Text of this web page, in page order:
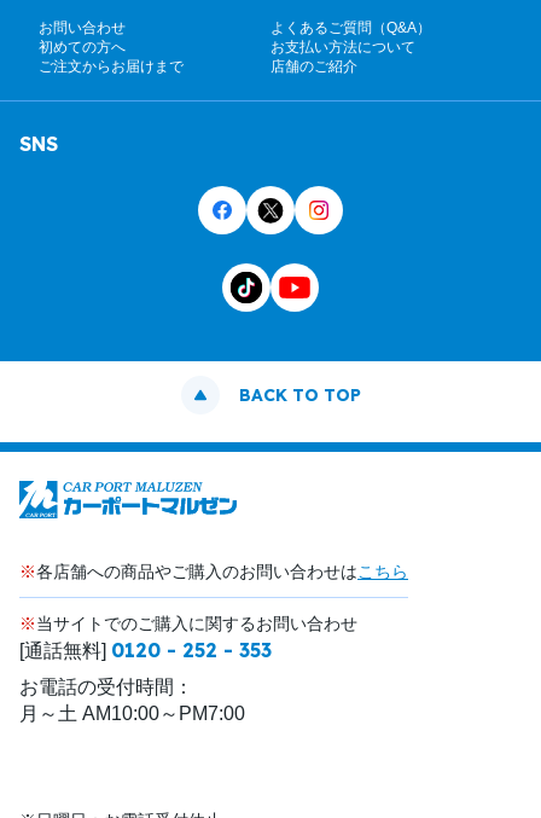
お問い合わせ
よくあるご質問（Q&A）
初めての方へ
お支払い方法について
ご注文からお届けまで
店舗のご紹介
SNS
BACK TO TOP
※各店舗への商品やご購入のお問い合わせはこちら
※当サイトでのご購入に関するお問い合わせ
[通話無料] 0120 - 252 - 353
お電話の受付時間：
月～土 AM10:00～PM7:00